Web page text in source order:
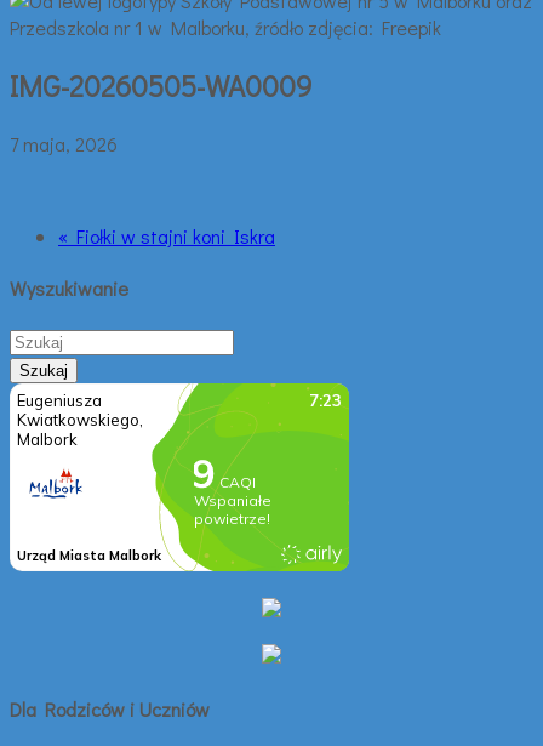
IMG-20260505-WA0009
7 maja, 2026
« Fiołki w stajni koni Iskra
Wyszukiwanie
Dla Rodziców i Uczniów